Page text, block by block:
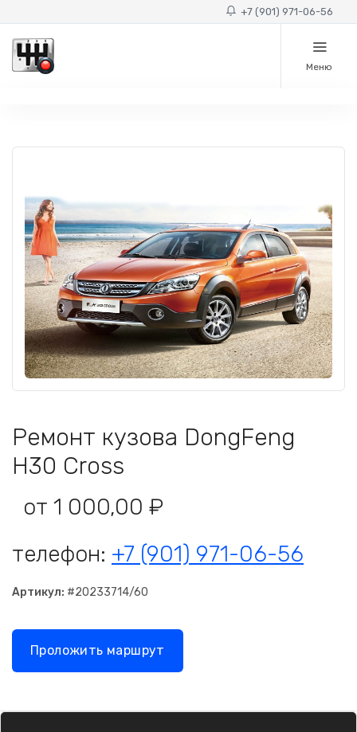
+7 (901) 971-06-56
Меню
Ремонт кузова DongFeng
H30 Cross
от 1 000,00 ₽
телефон: +7 (901) 971-06-56
Артикул: #20233714/60
Проложить маршрут